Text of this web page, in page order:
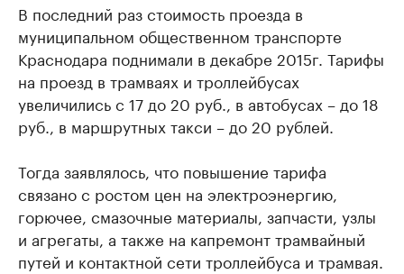
В последний раз стоимость проезда в
муниципальном общественном транспорте
Краснодара поднимали в декабре 2015г. Тарифы
на проезд в трамваях и троллейбусах
увеличились с 17 до 20 руб., в автобусах – до 18
руб., в маршрутных такси – до 20 рублей.
Тогда заявлялось, что повышение тарифа
связано с ростом цен на электроэнергию,
горючее, смазочные материалы, запчасти, узлы
и агрегаты, а также на капремонт трамвайный
путей и контактной сети троллейбуса и трамвая.